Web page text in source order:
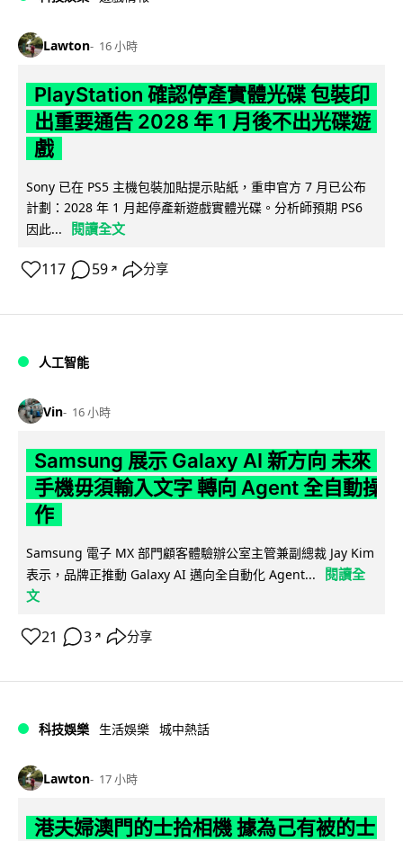
Lawton 16 小時
PlayStation 確認停產實體光碟 包裝印
出重要通告 2028 年 1 月後不出光碟遊
戲
Sony 已在 PS5 主機包裝加貼提示貼紙，重申官方 7 月已公布
計劃：2028 年 1 月起停產新遊戲實體光碟。分析師預期 PS6
因此...
閱讀全文
117 59 ↗ 分享
人工智能
Vin 16 小時
Samsung 展示 Galaxy AI 新方向 未來
手機毋須輸入文字 轉向 Agent 全自動操
作
Samsung 電子 MX 部門顧客體驗辦公室主管兼副總裁 Jay Kim
表示，品牌正推動 Galaxy AI 邁向全自動化 Agent...
閱讀全
文
21 3 ↗ 分享
科技娛樂 生活娛樂 城中熱話
Lawton 17 小時
港夫婦澳門的士拾相機 據為己有被的士